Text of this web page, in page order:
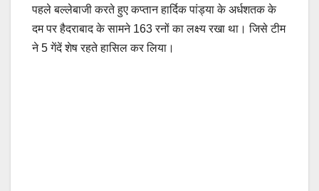
पहले बल्लेबाजी करते हुए कप्तान हार्दिक पांड्या के अर्धशतक के
दम पर हैदराबाद के सामने 163 रनों का लक्ष्य रखा था। जिसे टीम
ने 5 गेंदें शेष रहते हासिल कर लिया।